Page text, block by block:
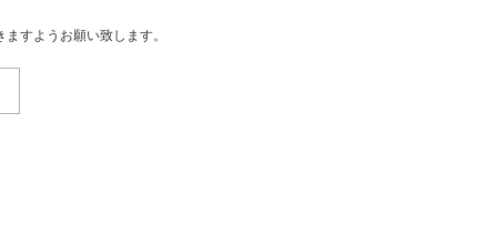
すようお願い致します。